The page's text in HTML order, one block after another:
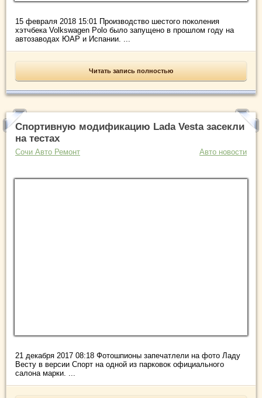
15 февраля 2018 15:01 Производство шестого поколения
хэтчбека Volkswagen Polo было запущено в прошлом году на
автозаводах ЮАР и Испании. ...
Читать запись полностью
Спортивную модификацию Lada Vesta засекли
на тестах
Сочи Авто Ремонт Авто новости
21 декабря 2017 08:18 Фотошпионы запечатлели на фото Ладу
Весту в версии Спорт на одной из парковок официального
салона марки. ...